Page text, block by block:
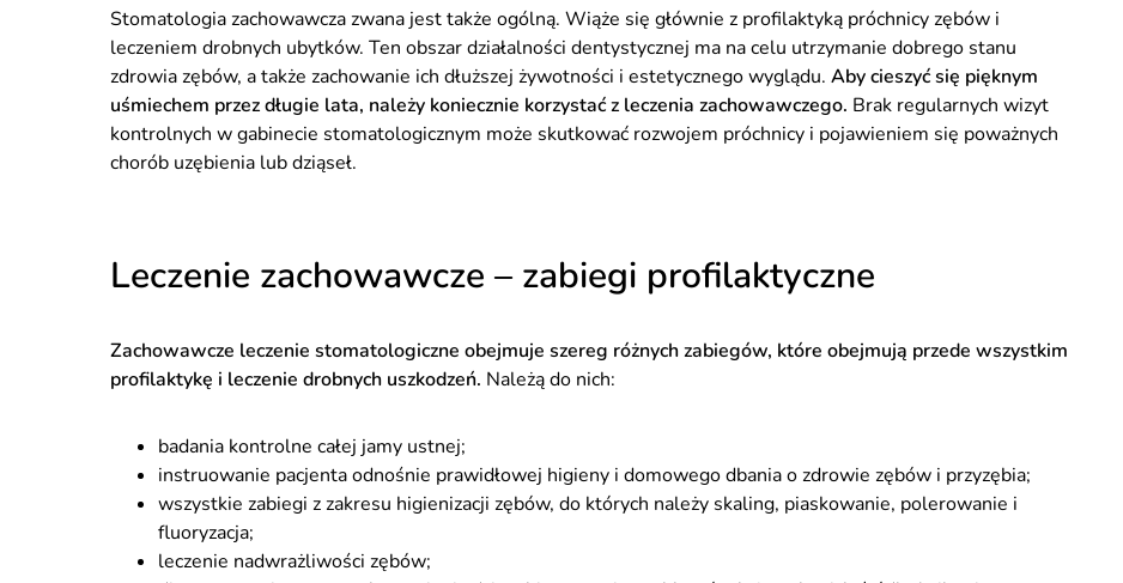
Stomatologia zachowawcza zwana jest także ogólną. Wiąże się głównie z profilaktyką próchnicy zębów i
leczeniem drobnych ubytków. Ten obszar działalności dentystycznej ma na celu utrzymanie dobrego stanu
zdrowia zębów, a także zachowanie ich dłuższej żywotności i estetycznego wyglądu. Aby cieszyć się pięknym
uśmiechem przez długie lata, należy koniecznie korzystać z leczenia zachowawczego. Brak regularnych wizyt
kontrolnych w gabinecie stomatologicznym może skutkować rozwojem próchnicy i pojawieniem się poważnych
chorób uzębienia lub dziąseł.
Leczenie zachowawcze – zabiegi profilaktyczne
Zachowawcze leczenie stomatologiczne obejmuje szereg różnych zabiegów, które obejmują przede wszystkim
profilaktykę i leczenie drobnych uszkodzeń. Należą do nich:
badania kontrolne całej jamy ustnej;
instruowanie pacjenta odnośnie prawidłowej higieny i domowego dbania o zdrowie zębów i przyzębia;
wszystkie zabiegi z zakresu higienizacji zębów, do których należy skaling, piaskowanie, polerowanie i
fluoryzacja;
leczenie nadwrażliwości zębów;